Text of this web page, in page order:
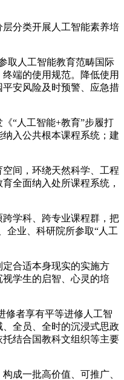
分类开展人工智能素养培
取人工智能教育范畴国际
端的使用规范。降低使用
安风险及时预警、应急措
“人工智能+教育”步履打
入公共根本课程系统；建
间，环绕天然科学、工程
全面纳入处所课程系统，
学科、跨专业课程群，把
企业、科研院所参取“人工
合适本身现实的实施方
学生的启智、心灵的培
修者享有平等进修人工智
全员、全时的沉浸式思政
结合国教科文组织等主要
成一批高价值、可推广、